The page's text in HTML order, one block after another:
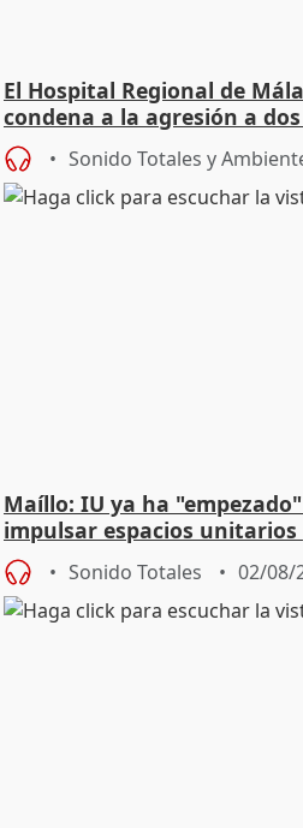
El Hospital Regional de
condena a la agresión a
Urgencias
Sonido Totales y
Maíllo: IU ya ha
impulsar espacios
Sonido Totales 02/08/